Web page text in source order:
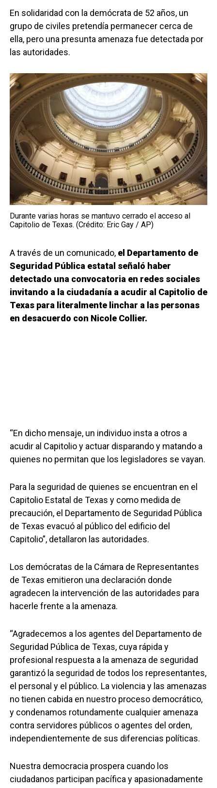
En solidaridad con la demócrata de 52 años, un
grupo de civiles pretendía permanecer cerca de
ella, pero una presunta amenaza fue detectada por
las autoridades.
Durante varias horas se mantuvo cerrado el acceso al
Capitolio de Texas. (Crédito: Eric Gay / AP)
A través de un comunicado, el Departamento de
Seguridad Pública estatal señaló haber
detectado una convocatoria en redes sociales
invitando a la ciudadanía a acudir al Capitolio de
Texas para literalmente linchar a las personas
en desacuerdo con Nicole Collier.
“En dicho mensaje, un individuo insta a otros a
acudir al Capitolio y actuar disparando y matando a
quienes no permitan que los legisladores se vayan.
Para la seguridad de quienes se encuentran en el
Capitolio Estatal de Texas y como medida de
precaución, el Departamento de Seguridad Pública
de Texas evacuó al público del edificio del
Capitolio”, detallaron las autoridades.
Los demócratas de la Cámara de Representantes
de Texas emitieron una declaración donde
agradecen la intervención de las autoridades para
hacerle frente a la amenaza.
“Agradecemos a los agentes del Departamento de
Seguridad Pública de Texas, cuya rápida y
profesional respuesta a la amenaza de seguridad
garantizó la seguridad de todos los representantes,
el personal y el público. La violencia y las amenazas
no tienen cabida en nuestro proceso democrático,
y condenamos rotundamente cualquier amenaza
contra servidores públicos o agentes del orden,
independientemente de sus diferencias políticas.
Nuestra democracia prospera cuando los
ciudadanos participan pacífica y apasionadamente